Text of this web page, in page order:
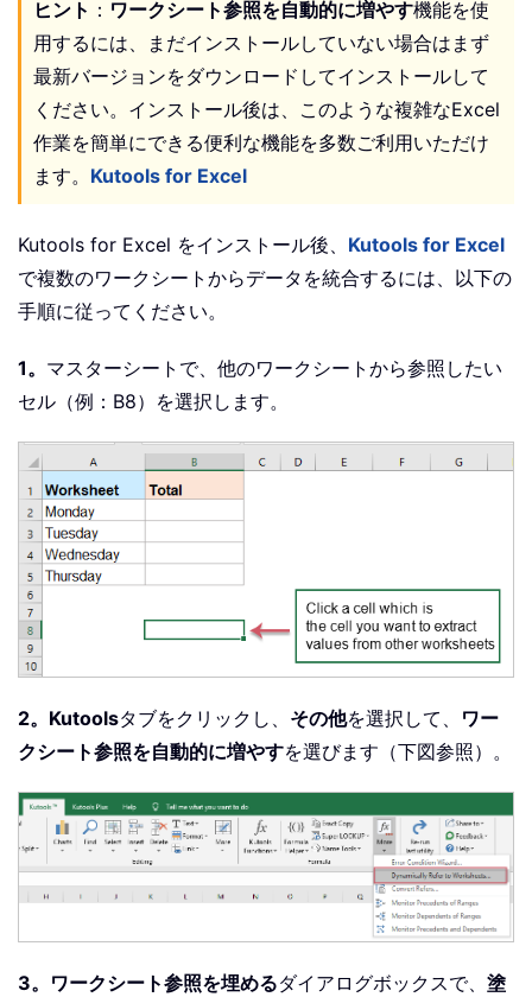
ヒント ： ワークシート参照を自動的に増やす機能を使
用するには、まだインストールしていない場合はまず
最新バージョンをダウンロードしてインストールして
ください。インストール後は、このような複雑なExcel
作業を簡単にできる便利な機能を多数ご利用いただけ
ます。 Kutools for Excel
Kutools for Excel をインストール後、 Kutools for Excel
で複数のワークシートからデータを統合するには、以下の
手順に従ってください。
1。 マスターシートで、他のワークシートから参照したい
セル（例：B8）を選択します。
2。 Kutoolsタブをクリックし、 その他を選択して、 ワー
クシート参照を自動的に増やすを選びます（下図参照）。
3。 ワークシート参照を埋めるダイアログボックスで、 塗